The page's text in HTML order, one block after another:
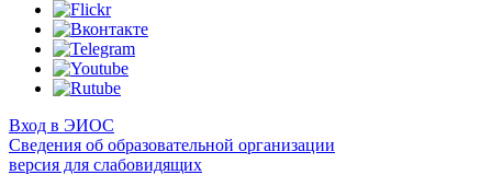
Вход в ЭИОС
Сведения об образовательной организации
версия для слабовидящих